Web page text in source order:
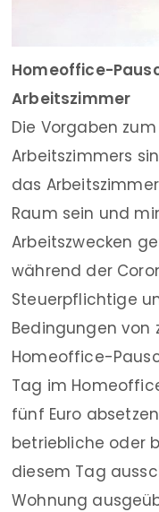
Homeoffice-
Arbeitszimmer
Die Vorgaben
Arbeitszimmers
das
Raum sein und
Arbeitszwecken
während der
Steuerpflichtige
Bedingungen von
Homeoffice-
Tag im
fünf Euro
betriebliche oder
diesem Tag
Wohnung